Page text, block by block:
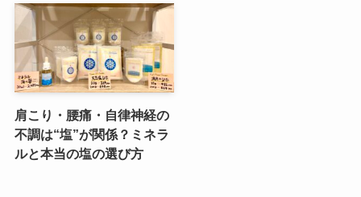
肩こり・腰痛・自律神経の
不調は“塩”が関係？ミネラ
ルと本当の塩の選び方